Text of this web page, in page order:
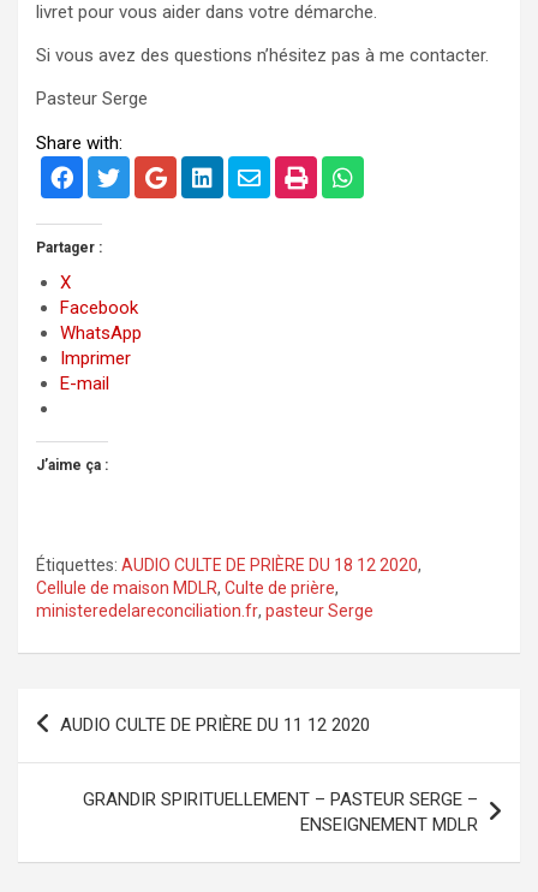
livret pour vous aider dans votre démarche.
Si vous avez des questions n’hésitez pas à me contacter.
Pasteur Serge
Share with:
Partager :
X
Facebook
WhatsApp
Imprimer
E-mail
J’aime ça :
Étiquettes: AUDIO CULTE DE PRIÈRE DU 18 12 2020,
Cellule de maison MDLR, Culte de prière,
ministeredelareconciliation.fr, pasteur Serge
Navigation
l’article
AUDIO CULTE DE PRIÈRE DU 11 12 2020
GRANDIR SPIRITUELLEMENT – PASTEUR SERGE –
ENSEIGNEMENT MDLR